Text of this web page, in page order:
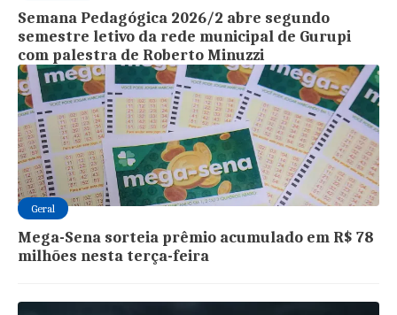
Semana Pedagógica 2026/2 abre segundo
semestre letivo da rede municipal de Gurupi
com palestra de Roberto Minuzzi
Geral
Mega-Sena sorteia prêmio acumulado em R$ 78
milhões nesta terça-feira